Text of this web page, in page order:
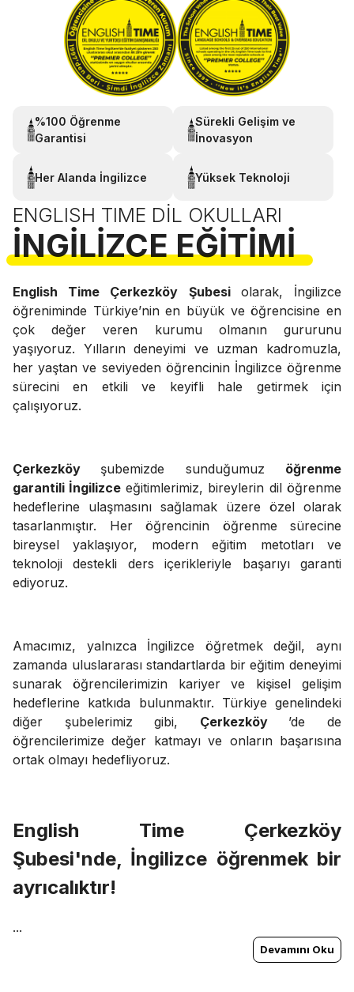
%100 Öğrenme
Garantisi
Sürekli Gelişim ve
İnovasyon
Her Alanda İngilizce Yüksek Teknoloji
ENGLISH TIME DIL OKULLARI
İNGILIZCE EĞITIMI
English Time Çerkezköy Şubesi olarak, İngilizce
öğreniminde Türkiye’nin en büyük ve öğrencisine en
çok değer veren kurumu olmanın gururunu
yaşıyoruz. Yılların deneyimi ve uzman kadromuzla,
her yaştan ve seviyeden öğrencinin İngilizce öğrenme
sürecini en etkili ve keyifli hale getirmek için
çalışıyoruz.
Çerkezköy şubemizde sunduğumuz öğrenme
garantili İngilizce eğitimlerimiz, bireylerin dil öğrenme
hedeflerine ulaşmasını sağlamak üzere özel olarak
tasarlanmıştır. Her öğrencinin öğrenme sürecine
bireysel yaklaşıyor, modern eğitim metotları ve
teknoloji destekli ders içerikleriyle başarıyı garanti
ediyoruz.
Amacımız, yalnızca İngilizce öğretmek değil, aynı
zamanda uluslararası standartlarda bir eğitim deneyimi
sunarak öğrencilerimizin kariyer ve kişisel gelişim
hedeflerine katkıda bulunmaktır. Türkiye genelindeki
diğer şubelerimiz gibi, Çerkezköy ’de de
öğrencilerimize değer katmayı ve onların başarısına
ortak olmayı hedefliyoruz.
English Time Çerkezköy
Şubesi'nde, İngilizce öğrenmek bir
ayrıcalıktır!
...
Devamını Oku